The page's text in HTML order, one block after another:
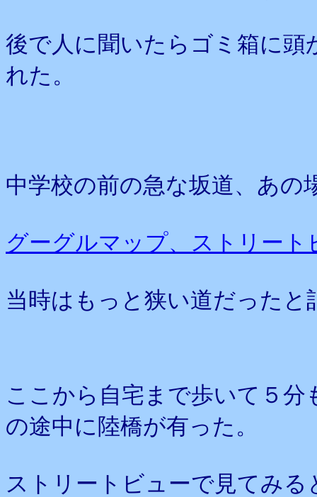
後で人に聞いたらゴミ箱に
れた。
中学校の前の急な坂道、あ
グーグルマップ、ストリー
当時はもっと狭い道だったと
ここから自宅まで歩いて５
の途中に陸橋が有った。
ストリートビューで見てみ